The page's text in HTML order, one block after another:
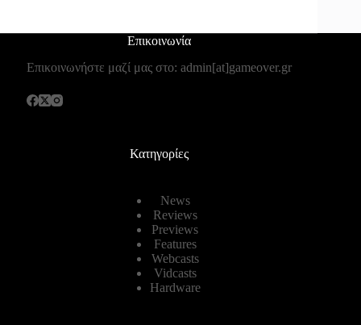
Επικοινωνία
Επικοινωνήστε μαζί μας στο: admin[at]gameover.gr
Κατηγορίες
News
Reviews
Previews
Features
Webcasts
Vidcasts
Hardware